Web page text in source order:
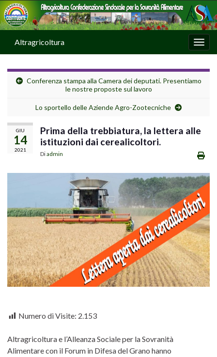
Altragricoltura
Conferenza stampa alla Camera dei deputati. Presentiamo
le nostre proposte sul lavoro
Lo sportello delle Aziende Agro-Zootecniche
GIU
14
2021
Prima della trebbiatura, la lettera alle
istituzioni dai cerealicoltori.
Diadmin
Numero di Visite: 2.153
Altragricoltura e l’Alleanza Sociale per la Sovranità
Alimentare con il Forum in Difesa del Grano hanno